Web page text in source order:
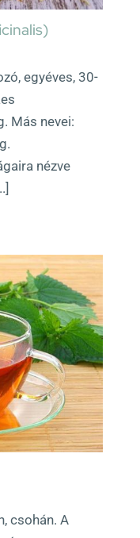
egyéves, 30-
Más nevei:
nézve
csohán. A